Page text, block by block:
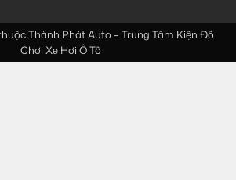
Thành Phát Auto – Trung Tâm Kiện Đồ
Chơi Xe Hơi Ô Tô